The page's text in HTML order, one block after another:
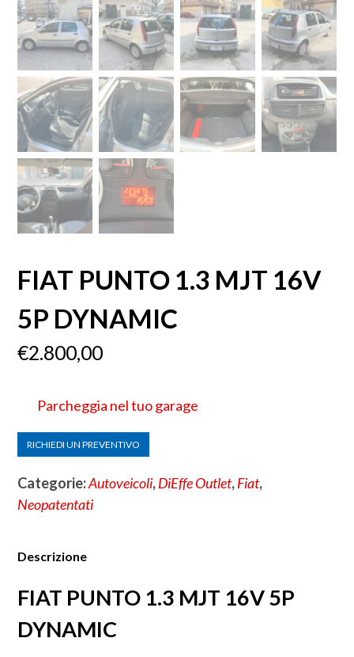
FIAT PUNTO 1.3 MJT 16V
5P DYNAMIC
€2.800,00
Parcheggia nel tuo garage
RICHIEDI UN PREVENTIVO
Categorie:Autoveicoli,DiEffe Outlet,Fiat,
Neopatentati
Descrizione
FIAT PUNTO 1.3 MJT 16V 5P
DYNAMIC